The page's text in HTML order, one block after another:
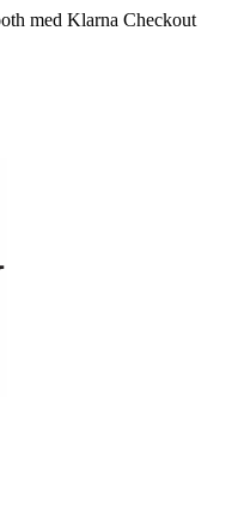
med Klarna Checkout